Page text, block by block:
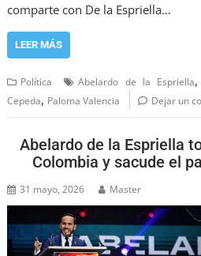
comparte con De la Espriella…
LEER MÁS
Política Abelardo de la Espriella
Cepeda, Paloma Valencia Dejar un
Abelardo de la Espriella
Colombia y sacude el
31 mayo, 2026 Master